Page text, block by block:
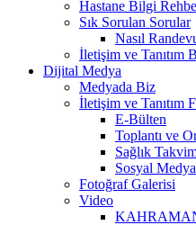
Hastane Bilgi
Sık Sorulan Sorular
Nasıl
İletişim ve Tanıtım
Dijital Medya
Medyada Biz
İletişim ve Tanıtım
E-Bülten
Toplantı ve
Sağlık
Sosyal
Fotoğraf Galerisi
Video